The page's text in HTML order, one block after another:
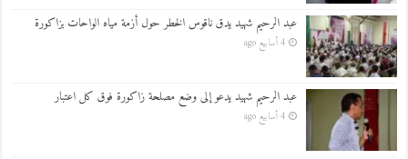
عبد الرحيم شهيد يدق ناقوس الخطر حول أزمة مياه الواحات بزاكورة
4 أسابيع ago
عبد الرحيم شهيد يدعو إلى وضع مصلحة زاكورة فوق كل اعتبار
4 أسابيع ago